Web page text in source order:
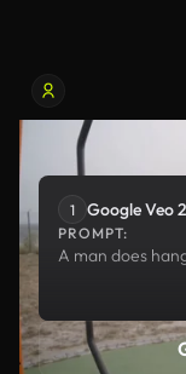
Google Veo 2
1 Google Veo 2
PROMPT:
A man does